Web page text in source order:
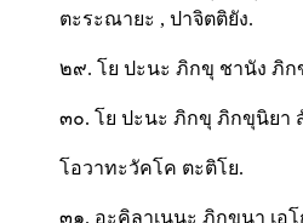
ตะระณายะ , ปาจิตติยัง.
๒๙. โย ปะนะ ภิกขุ ชานัง ภิ
๓๐. โย ปะนะ ภิกขุ ภิกขุนิยา
โอวาทะวัคโค ตะติโย.
๓๑. อะคิลาเนนะ ภิกขุนา เอ